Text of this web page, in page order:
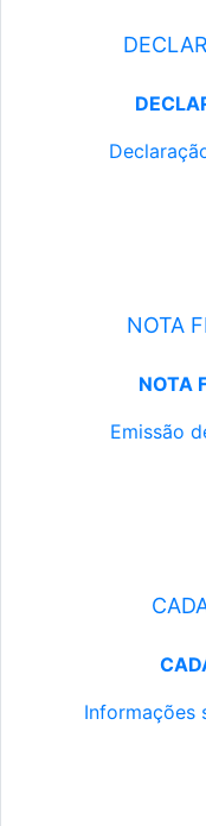
NOTA
NOTA
Emissão
Informações